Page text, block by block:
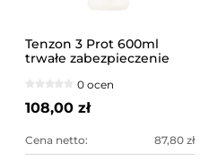
Tenzon 3 Prot 600ml
trwałe zabezpieczenie
0 ocen
108,00 zł
Cena netto: 87,80 zł